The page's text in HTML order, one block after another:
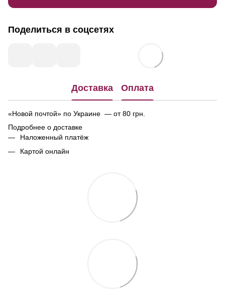
Поделиться в соцсетях
Доставка Оплата
«Новой почтой» по Украине — от 80 грн.
Подробнее о доставке
Наложенный платёж
Картой онлайн